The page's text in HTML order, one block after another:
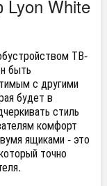
Lyon White
ТВ-
быть
с другими
будет в
стиль
комфорт
ящиками - это
точно